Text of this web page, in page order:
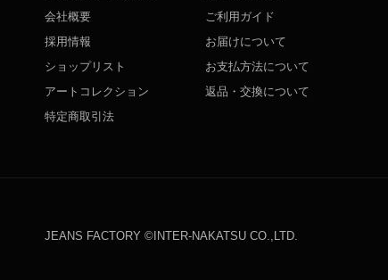
会社概要
採用情報
ショップリスト
アートコレクション
特定商取引法
ご利用ガイド
お届けについて
お支払方法について
返品・交換について
JEANS FACTORY ©INTER-NAKATSU CO.,LTD.